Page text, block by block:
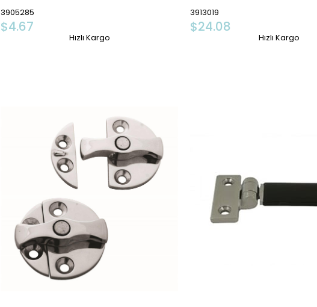
3905285
$4.67
Hızlı Kargo
3913019
$24.08
Hızlı Kargo